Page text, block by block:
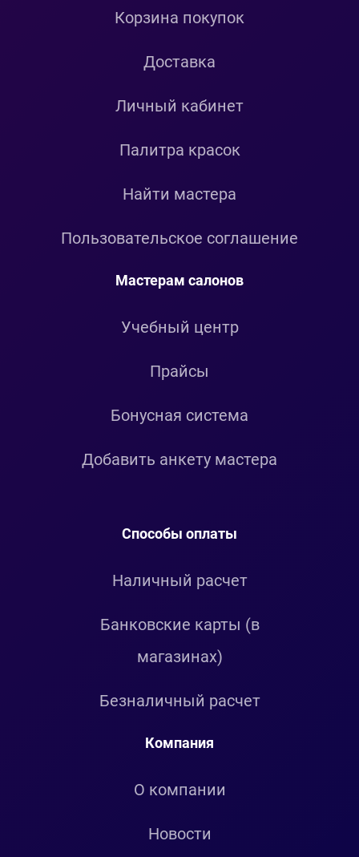
Корзина покупок
Доставка
Личный кабинет
Палитра красок
Найти мастера
Пользовательское соглашение
Мастерам салонов
Учебный центр
Прайсы
Бонусная система
Добавить анкету мастера
Способы оплаты
Наличный расчет
Банковские карты (в
магазинах)
Безналичный расчет
Компания
О компании
Новости